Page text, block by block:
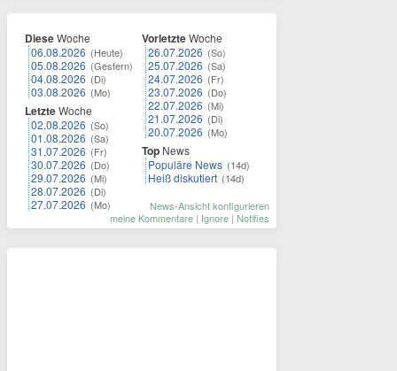
DieseWoche
06.08.2026 (Heute)
05.08.2026 (Gestern)
04.08.2026 (Di)
03.08.2026 (Mo)
LetzteWoche
02.08.2026 (So)
01.08.2026 (Sa)
31.07.2026 (Fr)
30.07.2026 (Do)
29.07.2026 (Mi)
28.07.2026 (Di)
27.07.2026 (Mo)
VorletzteWoche
26.07.2026 (So)
25.07.2026 (Sa)
24.07.2026 (Fr)
23.07.2026 (Do)
22.07.2026 (Mi)
21.07.2026 (Di)
20.07.2026 (Mo)
Top News
Populäre News (14d)
Heiß diskutiert (14d)
News-Ansicht konfigurieren
meine Kommentare | Ignore | Notifies